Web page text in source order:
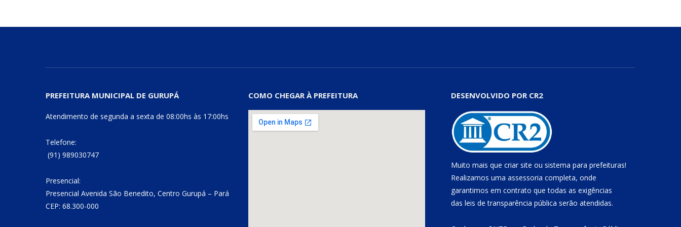
PREFEITURA MUNICIPAL DE GURUPÁ
Atendimento de segunda a sexta de 08:00hs às 17:00hs
Telefone:
(91) 989030747
Presencial:
Presencial Avenida São Benedito, Centro Gurupá – Pará
CEP: 68.300-000
COMO CHEGAR À PREFEITURA DESENVOLVIDO POR CR2
Muito mais que criar site ou sistema para prefeituras!
Realizamos uma assessoria completa, onde
garantimos em contrato que todas as exigências
das leis de transparência pública serão atendidas.